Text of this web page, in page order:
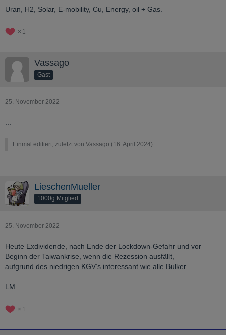
Uran, H2, Solar, E-mobility, Cu, Energy, oil + Gas.
1
Vassago
Gast
25. November 2022
...
Einmal editiert, zuletzt von Vassago (16. April 2024)
LieschenMueller
1000g Mitglied
25. November 2022
Heute Exdividende, nach Ende der Lockdown-Gefahr und vor
Beginn der Taiwankrise, wenn die Rezession ausfällt,
aufgrund des niedrigen KGV‘s interessant wie alle Bulker.
LM
1